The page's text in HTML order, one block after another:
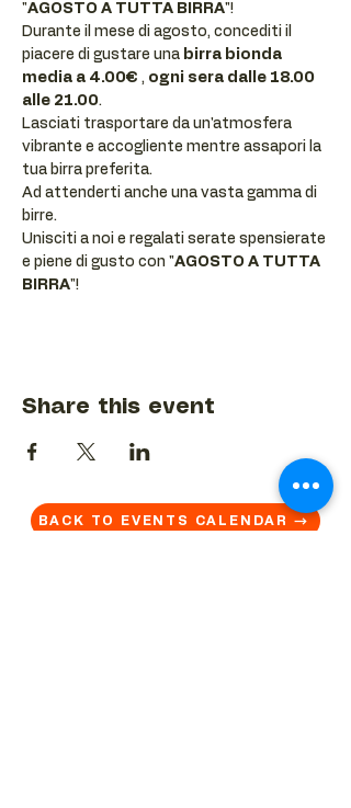
"AGOSTO A TUTTA BIRRA"!
Durante il mese di agosto, concediti il
piacere di gustare una birra bionda
media a 4.00€ , ogni sera dalle 18.00
alle 21.00.
Lasciati trasportare da un'atmosfera
vibrante e accogliente mentre assapori la
tua birra preferita.
Ad attenderti anche una vasta gamma di
birre.
Unisciti a noi e regalati serate spensierate
e piene di gusto con "AGOSTO A TUTTA
BIRRA"!
Share this event
BACK TO EVENTS CALENDAR →